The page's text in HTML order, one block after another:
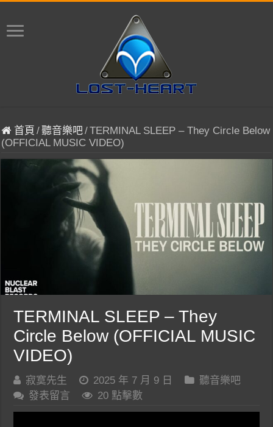
首頁 /聽音樂吧/TERMINAL SLEEP – They Circle Below
(OFFICIAL MUSIC VIDEO)
TERMINAL SLEEP – They
Circle Below (OFFICIAL MUSIC
VIDEO)
寂寞先生 2025 年 7 月 9 日
聽音樂吧
發表留言
20 點擊數